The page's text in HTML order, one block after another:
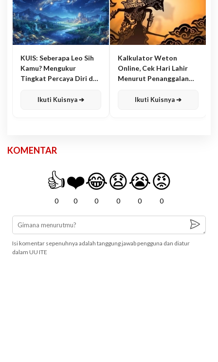
KUIS: Seberapa Leo Sih
Kamu? Mengukur
Tingkat Percaya Diri dan
Ikuti Kuisnya ➔
Kalkulator Weton
Online, Cek Hari Lahir
Menurut Penanggalan
Ikuti Kuisnya ➔
KOMENTAR
👍
0
❤️
0
😂
0
😧
0
😭
0
😡
0
Isi komentar sepenuhnya adalah tanggung jawab pengguna dan diatur
dalam UU ITE